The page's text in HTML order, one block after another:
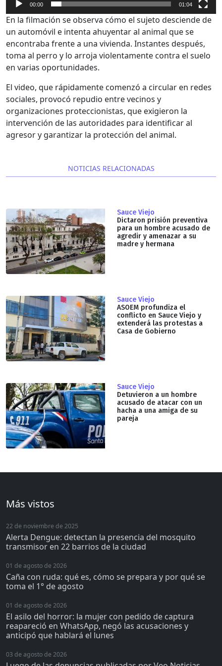
00:00 01:04
En la filmación se observa cómo el sujeto desciende de
un automóvil e intenta ahuyentar al animal que se
encontraba frente a una vivienda. Instantes después,
toma al perro y lo arroja violentamente contra el suelo
en varias oportunidades.
El video, que rápidamente comenzó a circular en redes
sociales, provocó repudio entre vecinos y
organizaciones proteccionistas, que exigieron la
intervención de las autoridades para identificar al
agresor y garantizar la protección del animal.
NOTICIAS RELACIONADAS
Sauce Viejo
Dictaron prisión preventiva
para un hombre acusado de
agredir y amenazar a su
madre y hermana
Sauce Viejo
ASOEM profundiza el
conflicto en Sauce Viejo y
extenderá las protestas a
Casa de Gobierno
Sauce Viejo
Detuvieron a un hombre
acusado de atacar con un
hacha a una amiga de su
pareja
Más vistos
22 de noviembre de 2025
Alerta Dengue: detectan la presencia del mosquito
transmisor en 22 barrios de la ciudad
01 de agosto de 2026
Caña con ruda: qué es, cómo se prepara y por qué se
toma el 1° de agosto
01 de agosto de 2026
El asilo del horror: la mujer con pedido de captura
reapareció en WhatsApp, negó las acusaciones y
anticipó que hablará el lunes
03 de agosto de 2026